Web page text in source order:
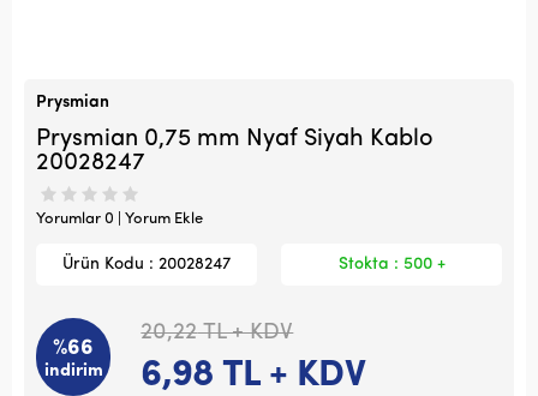
Prysmian
Prysmian 0,75 mm Nyaf Siyah Kablo
20028247
Yorumlar 0 | Yorum Ekle
Ürün Kodu : 20028247 Stokta : 500 +
%66
indirim
20,22TL + KDV
6,98 TL + KDV